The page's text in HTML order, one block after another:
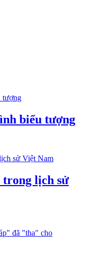
biểu tượng
trong lịch sử